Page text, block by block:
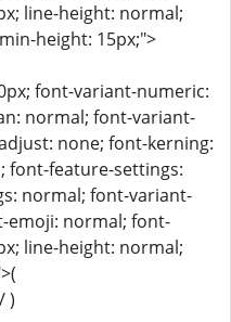
line-height: normal;
height: 15px;">
font-variant-numeric:
normal; font-variant-
none; font-kerning:
font-feature-settings:
normal; font-variant-
emoji: normal; font-
line-height: normal;
)